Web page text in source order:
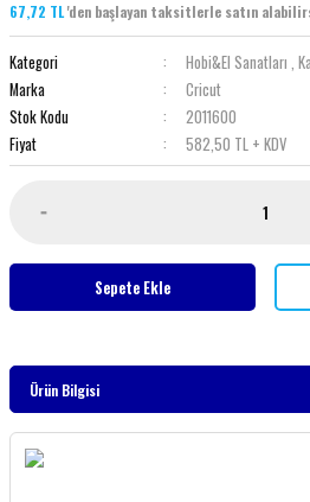
67,72 TL'den başlayan taksitlerle satın
Kategori Hobi&El Sanatları ,
Marka
Cricut
Stok Kodu
2011600
Fiyat
582,50 TL + KDV
Sepete Ekle
Ürün Bilgisi